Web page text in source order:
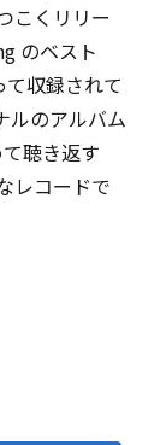
こくリリー
のベスト
収録されて
のアルバム
聴き返す
レコードで